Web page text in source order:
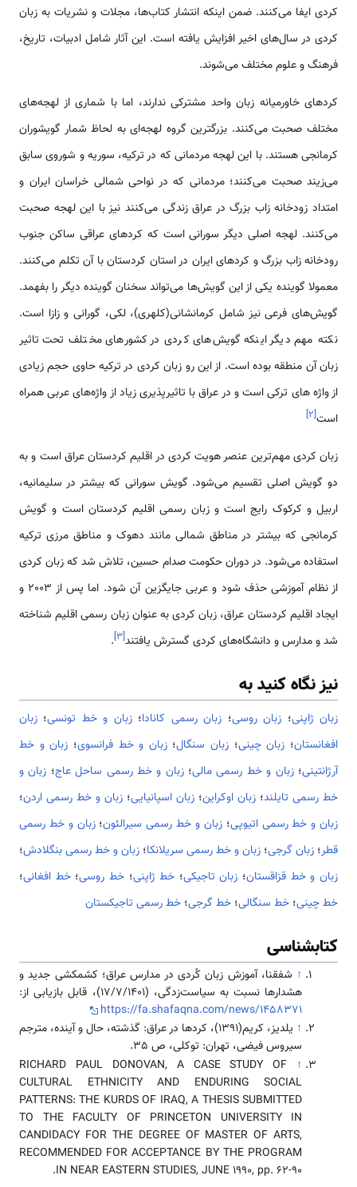
کردی ایفا می‌کنند. ضمن اینکه انتشار کتاب‌ها، مجلات و نشریات به زبان
کردی در سال‌های اخیر افزایش یافته است. این آثار شامل ادبیات، تاریخ،
فرهنگ و علوم مختلف می‌شوند.
کردهای خاورمیانه زبان واحد مشترکی ندارند، اما با شماری از لهجه‌های
مختلف صحبت می‌کنند. بزرگترین گروه لهجه‌ای به لحاظ شمار گویشوران
کرمانجی هستند. با این لهجه مردمانی که در ترکیه، سوریه و شوروی سابق
می‌زیند صحبت می‌کنند؛ مردمانی که در نواحی شمالی خراسان ایران و
امتداد زودخانه زاب بزرگ در عراق زندگی می‌کنند نیز با این لهجه صحبت
می‌کنند. لهجه اصلی دیگر سورانی است که کردهای عراقی ساکن جنوب
رودخانه زاب بزرگ و کردهای ایران در استان کردستان با آن تکلم می‌کنند.
معمولا گوینده یکی از این گویش‌ها می‌تواند سخنان گوینده دیگر را بفهمد.
گویش‌های فرعی نیز شامل کرمانشانی(کلهری)، لکی، گورانی و زازا است.
نکته مهم دیگر اینکه گویش‌های کردی در کشورهای مختلف تحت تاثیر
زبان آن منطقه بوده است. از این رو زبان کردی در ترکیه حاوی حجم زیادی
از واژه های ترکی است و در عراق با تاثیرپذیری زیاد از واژه‌های عربی همراه
است[۲]
زبان کردی مهم‌ترین عنصر هویت کردی در اقلیم کردستان عراق است و به
دو گویش اصلی تقسیم می‌شود. گویش سورانی که بیشتر در سلیمانیه،
اربیل و کرکوک رایج است و زبان رسمی اقلیم کردستان است و گویش
کرمانجی که بیشتر در مناطق شمالی مانند دهوک و مناطق مرزی ترکیه
استفاده می‌شود. در دوران حکومت صدام حسین، تلاش شد که زبان کردی
از نظام آموزشی حذف شود و عربی جایگزین آن شود. اما پس از 2003 و
ایجاد اقلیم کردستان عراق، زبان کردی به عنوان زبان رسمی اقلیم شناخته
شد و مدارس و دانشگاه‌های کردی گسترش یافتند[۳]
.
نیز نگاه کنید به
زبان ژاپنی؛ زبان روسی؛ زبان رسمی کانادا؛زبان و خط تونسی؛ زبان
افغانستان؛ زبان چینی؛ زبان سنگال؛زبان و خط فرانسوی؛ زبان و خط
آرژانتینی؛زبان و خط رسمی مالی؛زبان و خط رسمی ساحل عاج؛ زبان و
خط رسمی تایلند؛ زبان اوکراین؛ زبان اسپانیایی؛ زبان و خط رسمی اردن؛
زبان و خط رسمی اتیوپی؛زبان و خط رسمی سیرالئون؛زبان و خط رسمی
قطر؛ زبان گرجی؛ زبان و خط رسمی سریلانکا؛ زبان و خط رسمی بنگلادش؛
زبان و خط قزاقستان؛ زبان تاجیکی؛ خط ژاپنی؛خط روسی؛خط افغانی؛
خط چینی؛ خط سنگالی؛ خط گرجی؛ خط رسمی تاجیکستان
کتابشناسی
↑ شفقنا، آموزش زبان کُردی در مدارس عراق؛ کشمکشی جدید و
هشدارها نسبت به سیاست‌زدگی، (17/7/1401)، قابل بازیابی از:
https://fa.shafaqna.com/news/1458371
↑
یلدیز، کریم(1391)، کردها در عراق: گذشته، حال و آینده، مترجم
سیروس فیضی، تهران: توکلی، ص 35.
↑
RICHARD PAUL DONOVAN, A CASE STUDY OF
CULTURAL ETHNICITY AND ENDURING SOCIAL
PATTERNS: THE KURDS OF IRAQ, A THESIS SUBMITTED
TO THE FACULTY OF PRINCETON UNIVERSITY IN
CANDIDACY FOR THE DEGREE OF MASTER OF ARTS,
RECOMMENDED FOR ACCEPTANCE BY THE PROGRAM
IN NEAR EASTERN STUDIES, JUNE 1990, pp. 62-90.